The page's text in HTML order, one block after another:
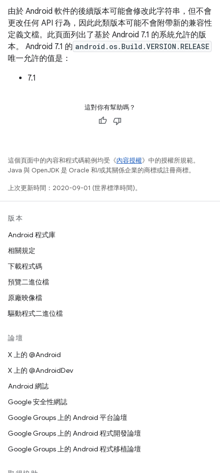
由於 Android 軟件的後續版本可能會修改此字符串，但不會
更改任何 API 行為，因此此類版本可能不會附帶新的兼容性
定義文檔。此頁面列出了基於 Android 7.1 的系統允許的版
本。 Android 7.1 的 android.os.Build.VERSION.RELEASE
唯一允許的值是：
7.1
這對你有幫助嗎？
這個頁面中的內容和程式碼範例均受《內容授權》中的授權所規範。
Java 與 OpenJDK 是 Oracle 和/或其關係企業的商標或註冊商標。
上次更新時間：2020-09-01 (世界標準時間)。
版本
Android 程式庫
相關規定
下載程式碼
預覽二進位檔
原廠映像檔
驅動程式二進位檔
論壇
X 上的 @Android
X 上的 @AndroidDev
Android 網誌
Google 安全性網誌
Google Groups 上的 Android 平台論壇
Google Groups 上的 Android 程式開發論壇
Google Groups 上的 Android 程式移植論壇